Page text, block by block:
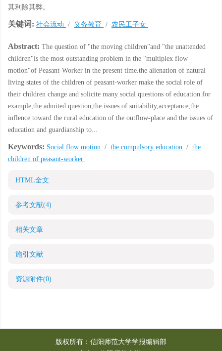
其利除其弊。
关键词: 社会流动 / 义务教育 / 农民工子女
Abstract: The question of "the moving children"and "the unattended
children"is the most outstanding problem in the "multiplex flow
motion"of Peasant-Worker in the present time.the alienation of natural
living states of the children of peasant-worker make the social role of
their children change and solicite many social questions of education.for
example,the admited question,the issues of suitability,acceptance,the
inflence toward the rural education of the outflow-place and the issues of
education and guardianship to...
Keywords: Social flow motion / the compulsory education / the
children of peasant-worker
HTML全文
参考文献(4)
相关文章
施引文献
资源附件(0)
版权所有：信阳师范大学学报编辑部